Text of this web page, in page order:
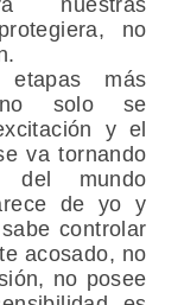
no
más
solo se
y el
va tornando
del mundo
de yo y
controlar
acosado, no
no posee